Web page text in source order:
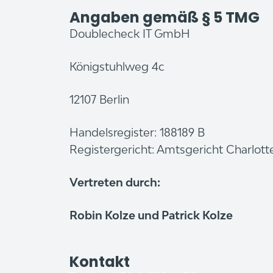
Angaben gemäß § 5 TMG
Doublecheck IT GmbH
Königstuhlweg 4c
12107 Berlin
Handelsregister: 188189 B
Registergericht: Amtsgericht
Vertreten durch:
Robin Kolze und Patrick Kolze
Kontakt